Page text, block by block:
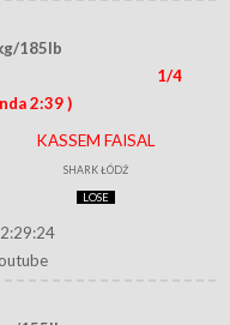
185lb
1/4
2:39 )
KASSEM FAISAL
SHARK ŁÓDŹ
LOSE